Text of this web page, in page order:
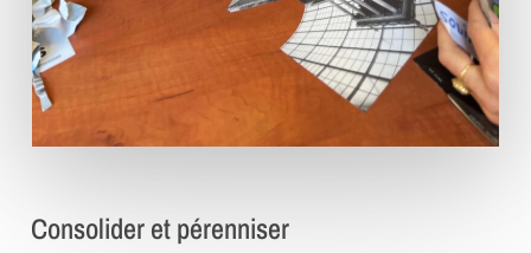
Consolider et pérenniser